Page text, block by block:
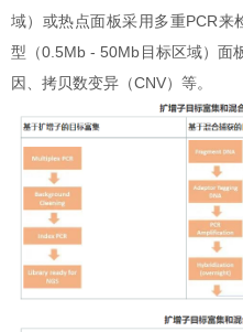
域）或热点面板采用多重PCR来
型（0.5Mb - 50Mb目标区域）面
因、拷贝数变异（CNV）等。